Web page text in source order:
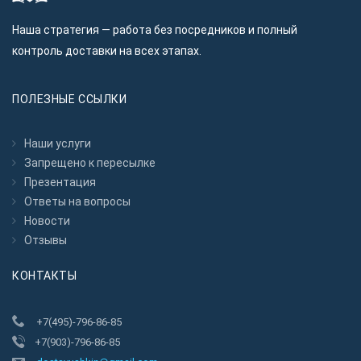
Наша стратегия — работа без посредников и полный
контроль доставки на всех этапах.
ПОЛЕЗНЫЕ ССЫЛКИ
Наши услуги
Запрещено к пересылкe
Презентация
Ответы на вопросы
Новости
Отзывы
КОНТАКТЫ
+7(495)-796-86-85
+7(903)-796-86-85